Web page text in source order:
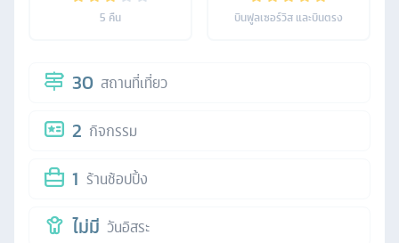
5 คืน บินฟูลเซอร์วิส และบินตรง
30 สถานที่เที่ยว
2 กิจกรรม
1 ร้านช้อปปิ้ง
ไม่มี วันอิสระ